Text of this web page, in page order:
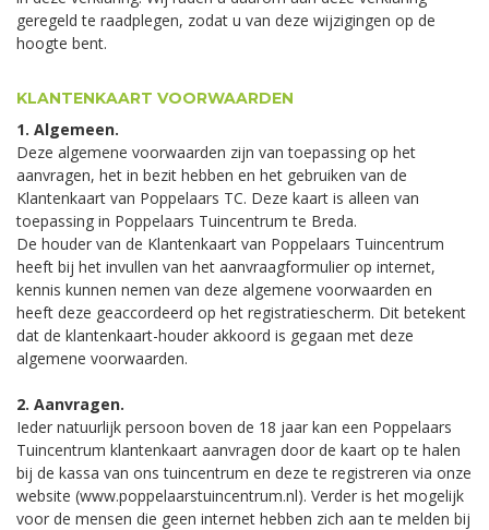
geregeld te raadplegen, zodat u van deze wijzigingen op de
hoogte bent.
KLANTENKAART VOORWAARDEN
1. Algemeen.
Deze algemene voorwaarden zijn van toepassing op het
aanvragen, het in bezit hebben en het gebruiken van de
Klantenkaart van Poppelaars TC. Deze kaart is alleen van
toepassing in Poppelaars Tuincentrum te Breda.
De houder van de Klantenkaart van Poppelaars Tuincentrum
heeft bij het invullen van het aanvraagformulier op internet,
kennis kunnen nemen van deze algemene voorwaarden en
heeft deze geaccordeerd op het registratiescherm. Dit betekent
dat de klantenkaart-houder akkoord is gegaan met deze
algemene voorwaarden.
2. Aanvragen.
Ieder natuurlijk persoon boven de 18 jaar kan een Poppelaars
Tuincentrum klantenkaart aanvragen door de kaart op te halen
bij de kassa van ons tuincentrum en deze te registreren via onze
website (www.poppelaarstuincentrum.nl). Verder is het mogelijk
voor de mensen die geen internet hebben zich aan te melden bij